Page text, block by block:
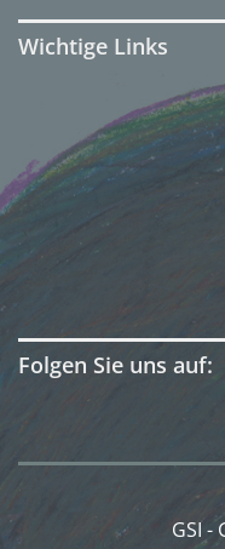
Wichtige Links
Folgen Sie uns auf:
GSI -